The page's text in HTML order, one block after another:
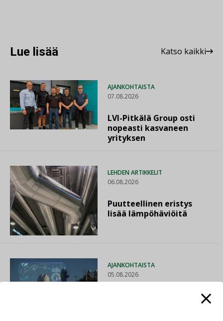
Lue lisää Katso kaikki
AJANKOHTAISTA
07.08.2026
LVI-Pitkälä Group osti
nopeasti kasvaneen
yrityksen
LEHDEN ARTIKKELIT
06.08.2026
Puutteellinen eristys
lisää lämpöhäviöitä
AJANKOHTAISTA
05.08.2026
Sähköistyminen kasvaa
voimakkaasti: ”Tulevat